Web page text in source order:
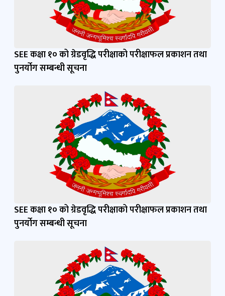
SEE कक्षा १० को ग्रेडवृद्धि परीक्षाको परीक्षाफल प्रकाशन तथा
पुनर्योग सम्बन्धी सूचना
SEE कक्षा १० को ग्रेडवृद्धि परीक्षाको परीक्षाफल प्रकाशन तथा
पुनर्योग सम्बन्धी सूचना